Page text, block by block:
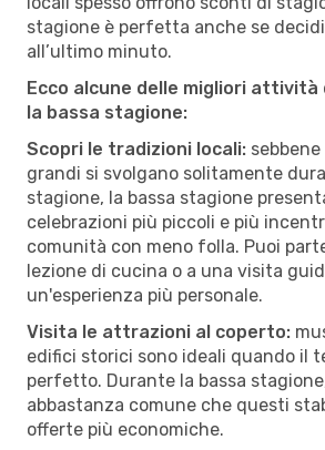
stagione è perfetta anche se
all’ultimo minuto.
Ecco alcune delle migliori
la bassa stagione:
Scopri le tradizioni locali:
grandi si svolgano solitamente
stagione, la bassa stagione
celebrazioni più piccoli e più
comunità con meno folla. Puoi
lezione di cucina o a una visita
un'esperienza più personale.
Visita le attrazioni al coperto:
edifici storici sono ideali quando il
perfetto. Durante la bassa
abbastanza comune che questi
offerte più economiche.